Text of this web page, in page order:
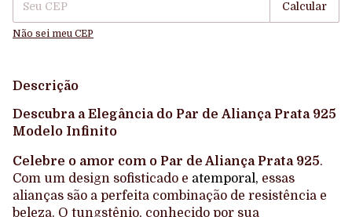
Calcular
Não sei meu CEP
Descrição
Descubra a Elegância do Par de Aliança Prata 925
Modelo Infinito
Celebre o amor com o Par de Aliança Prata 925.
Com um design sofisticado e atemporal, essas
alianças são a perfeita combinação de resistência e
beleza. O tungstênio, conhecido por sua